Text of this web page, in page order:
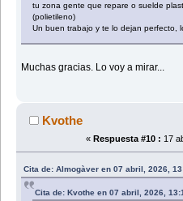
tu zona gente que repare o suelde
(polietileno)
Un buen trabajo y te lo dejan perfecto,
Muchas gracias. Lo voy a mirar...
Kvothe
« Respuesta #10 : 17
Cita de: Almogàver en 07 abril, 2026,
Cita de: Kvothe en 07 abril, 2026,